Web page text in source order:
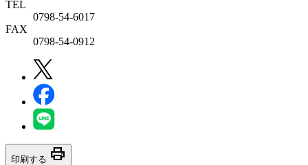
TEL
0798-54-6017
FAX
0798-54-0912
印刷する print